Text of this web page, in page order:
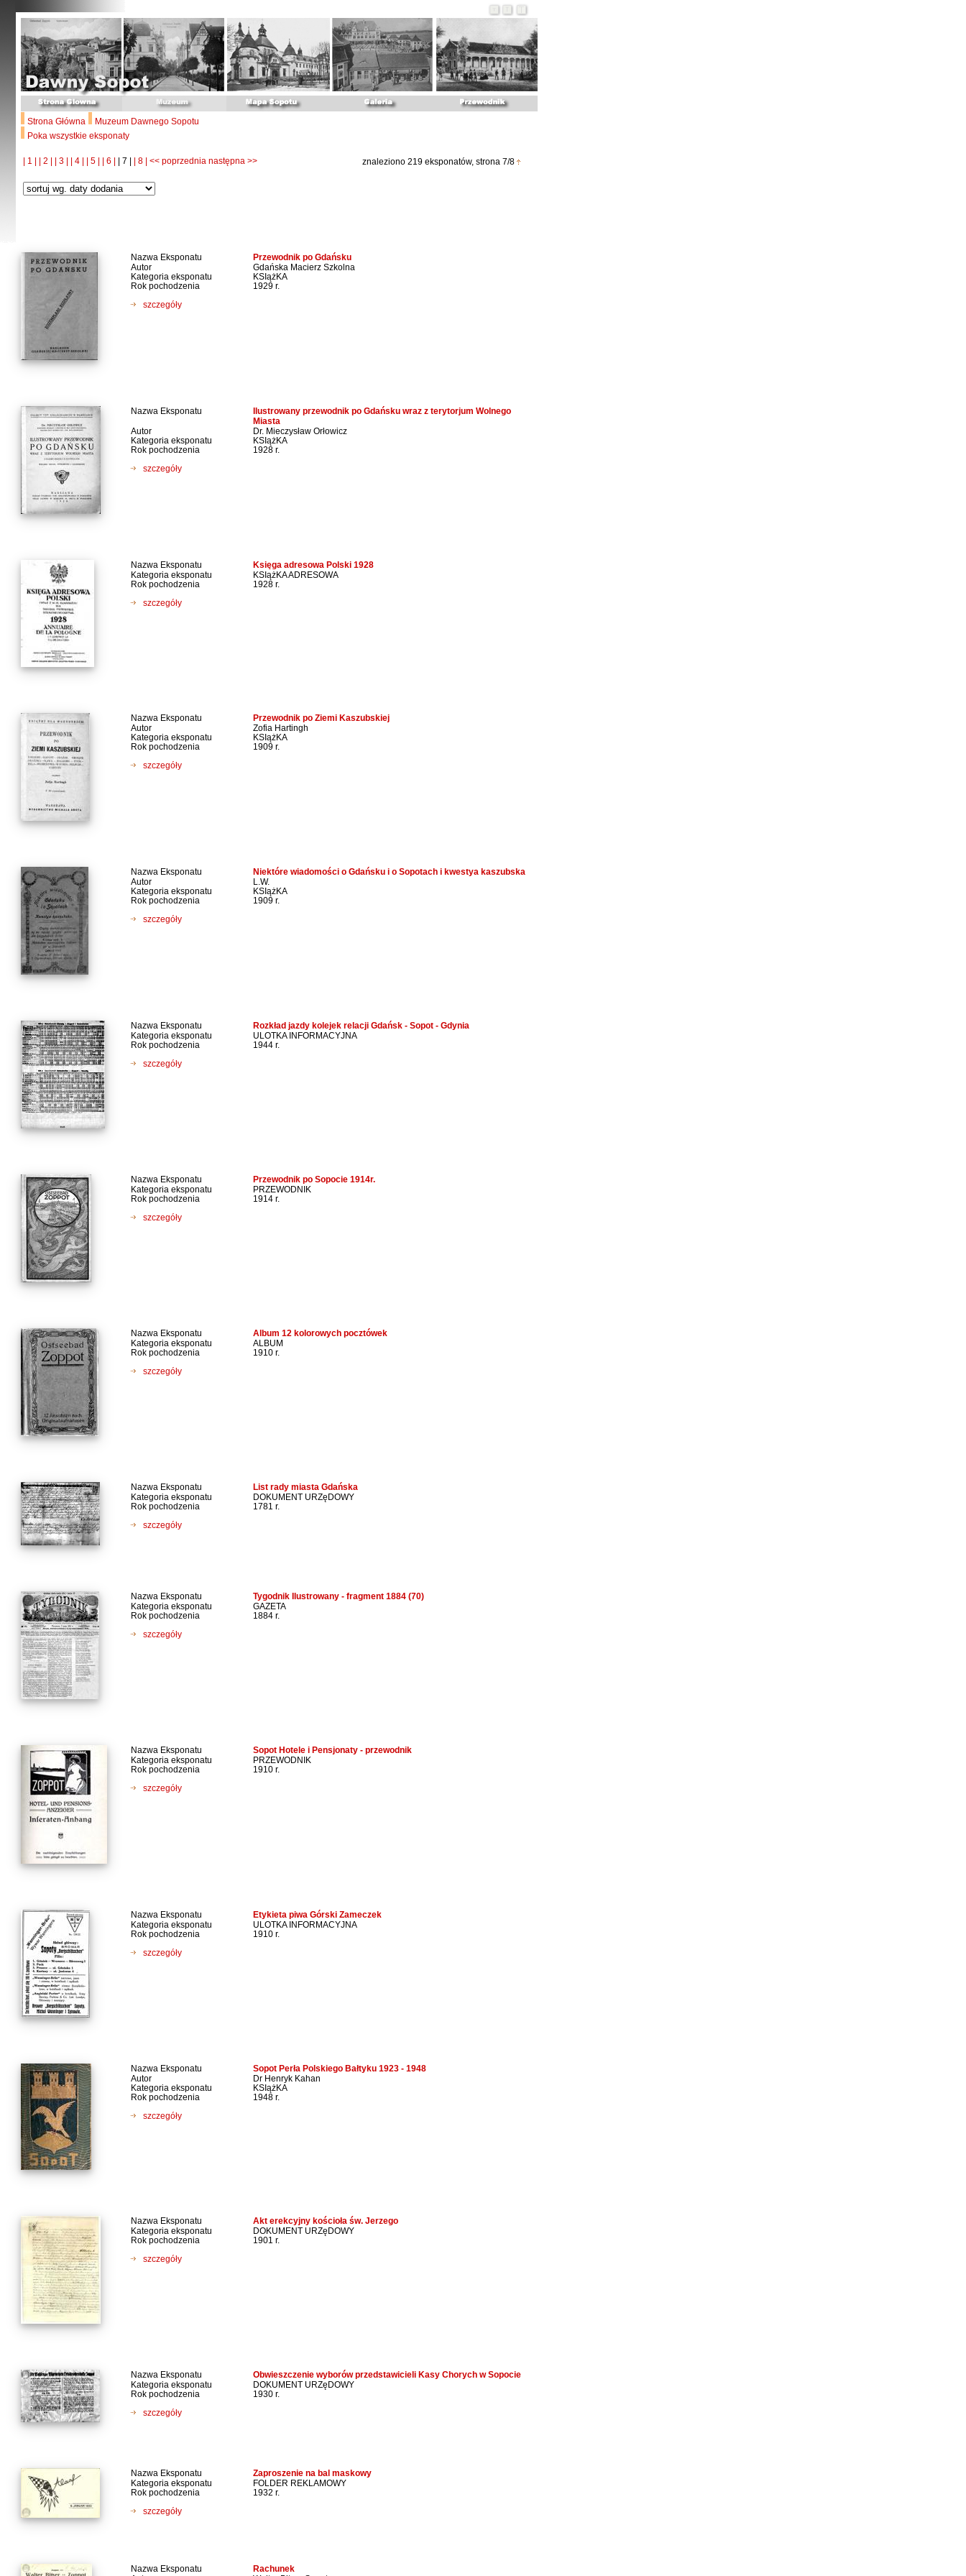
Strona Główna
Muzeum Dawnego Sopotu
Poka wszystkie eksponaty
| 1 | | 2 | | 3 | | 4 | | 5 | | 6 | | 7 | | 8 | << poprzednia następna >> znaleziono 219 eksponatów, strona 7/8
Nazwa Eksponatu Przewodnik po Gdańsku
Autor
Gdańska Macierz Szkolna
Kategoria eksponatu
KSIążKA
Rok pochodzenia
1929 r.
szczegóły
Nazwa Eksponatu
Ilustrowany przewodnik po Gdańsku wraz z terytorjum Wolnego
Miasta
Autor
Dr. Mieczysław Orłowicz
Kategoria eksponatu
KSIążKA
Rok pochodzenia
1928 r.
szczegóły
Nazwa Eksponatu Księga adresowa Polski 1928
Kategoria eksponatu
KSIążKA ADRESOWA
Rok pochodzenia
1928 r.
szczegóły
Nazwa Eksponatu Przewodnik po Ziemi Kaszubskiej
Autor
Zofia Hartingh
Kategoria eksponatu
KSIążKA
Rok pochodzenia
1909 r.
szczegóły
Nazwa Eksponatu Niektóre wiadomości o Gdańsku i o Sopotach i kwestya kaszubska
Autor
L.W.
Kategoria eksponatu
KSIążKA
Rok pochodzenia
1909 r.
szczegóły
Nazwa Eksponatu Rozkład jazdy kolejek relacji Gdańsk - Sopot - Gdynia
Kategoria eksponatu
ULOTKA INFORMACYJNA
Rok pochodzenia
1944 r.
szczegóły
Nazwa Eksponatu Przewodnik po Sopocie 1914r.
Kategoria eksponatu
PRZEWODNIK
Rok pochodzenia
1914 r.
szczegóły
Nazwa Eksponatu Album 12 kolorowych pocztówek
Kategoria eksponatu
ALBUM
Rok pochodzenia
1910 r.
szczegóły
Nazwa Eksponatu List rady miasta Gdańska
Kategoria eksponatu
DOKUMENT URZęDOWY
Rok pochodzenia
1781 r.
szczegóły
Nazwa Eksponatu Tygodnik Ilustrowany - fragment 1884 (70)
Kategoria eksponatu
GAZETA
Rok pochodzenia
1884 r.
szczegóły
Nazwa Eksponatu Sopot Hotele i Pensjonaty - przewodnik
Kategoria eksponatu
PRZEWODNIK
Rok pochodzenia
1910 r.
szczegóły
Nazwa Eksponatu Etykieta piwa Górski Zameczek
Kategoria eksponatu
ULOTKA INFORMACYJNA
Rok pochodzenia
1910 r.
szczegóły
Nazwa Eksponatu Sopot Perła Polskiego Bałtyku 1923 - 1948
Autor
Dr Henryk Kahan
Kategoria eksponatu
KSIążKA
Rok pochodzenia
1948 r.
szczegóły
Nazwa Eksponatu Akt erekcyjny kościoła św. Jerzego
Kategoria eksponatu
DOKUMENT URZęDOWY
Rok pochodzenia
1901 r.
szczegóły
Nazwa Eksponatu Obwieszczenie wyborów przedstawicieli Kasy Chorych w Sopocie
Kategoria eksponatu
DOKUMENT URZęDOWY
Rok pochodzenia
1930 r.
szczegóły
Nazwa Eksponatu Zaproszenie na bal maskowy
Kategoria eksponatu
FOLDER REKLAMOWY
Rok pochodzenia
1932 r.
szczegóły
Nazwa Eksponatu Rachunek